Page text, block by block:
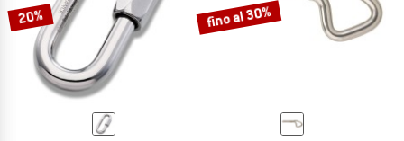
20% fino al 30%